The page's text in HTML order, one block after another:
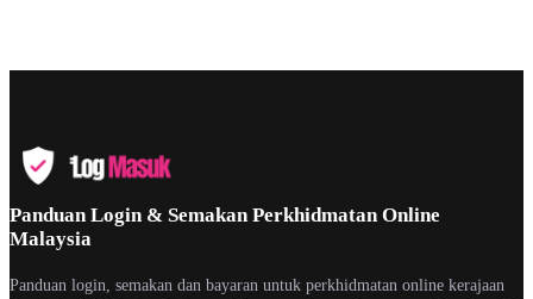
Panduan Login & Semakan Perkhidmatan Online
Malaysia
Panduan login, semakan dan bayaran untuk perkhidmatan online kerajaan